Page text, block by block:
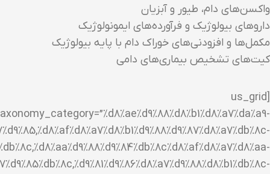
واکسن‌های دام، طیور و آبزیان
داروهای بیولوژیک و فرآورده‌های ایمونولوژیک
مکمل‌ها و افزودنی‌های خوراک دام با پایه بیولوژیک
کیت‌های تشخیص بیماری‌های دامی
[us_grid